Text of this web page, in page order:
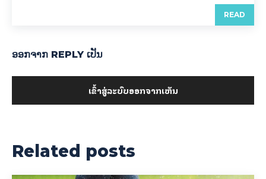
READ
ອອກ​ຈາກ REPLY ເປັນ
ເຂົ້າ​ສູ່​ລະ​ບົບ​ອອກ​ຈາກ​ເຫັນ
Related posts